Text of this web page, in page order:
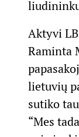
Aktyvi
Raminta
lietuvių
sutiko
“Mes